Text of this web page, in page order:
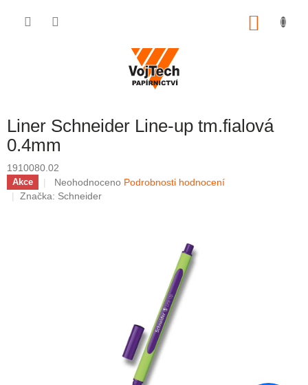
Liner Schneider Line-up tm.fialová
0.4mm
1910080.02
Akce Průměrné hodnocení produktu je 0,0 z 5 hvězdiček.
Neohodnoceno Podrobnosti hodnocení
Značka: Schneider